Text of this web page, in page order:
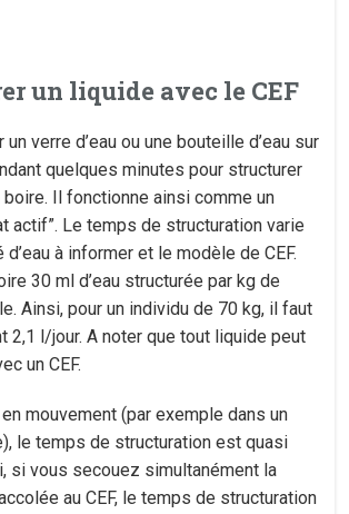
un liquide avec le CEF
verre d’eau ou une bouteille d’eau sur
quelques minutes pour structurer
boire. Il fonctionne ainsi comme un
actif”. Le temps de structuration varie
à informer et le modèle de CEF.
30 ml d’eau structurée par kg de
Ainsi, pour un individu de 70 kg, il faut
2,1 l/jour. A noter que tout liquide peut
un CEF.
mouvement (par exemple dans un
le temps de structuration est quasi
si vous secouez simultanément la
au CEF, le temps de structuration